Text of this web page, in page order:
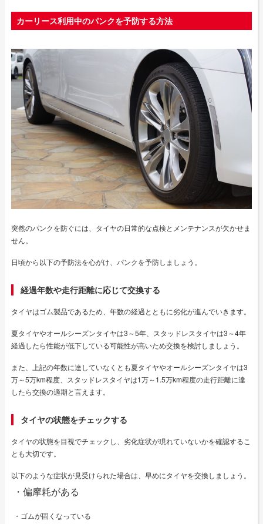
カーリース利用中のパンクを予防する方法
突然のパンクを防ぐには、タイヤの日常的な点検とメンテナンスが欠かせま
せん。
日頃から以下の予防法を心がけ、パンクを予防しましょう。
経過年数や走行距離に応じて交換する
タイヤはゴム製品であるため、年数の経過とともに劣化が進んでいきます。
夏タイヤやオールシーズンタイヤは3～5年、スタッドレスタイヤは3～4年
経過したら性能が低下している可能性が高いため交換を検討しましょう。
また、上記の年数に達していなくとも夏タイヤやオールシーズンタイヤは3
万～5万km程度、スタッドレスタイヤは1万～1.5万km程度の走行距離に達
したら交換の適期と言えます。
タイヤの状態をチェックする
タイヤの状態を目視でチェックし、劣化症状が現れていないかを確認するこ
とも大切です。
以下のような症状が見受けられた場合は、早めにタイヤを交換しましょう。
・偏摩耗がある
・ゴムが固くなっている